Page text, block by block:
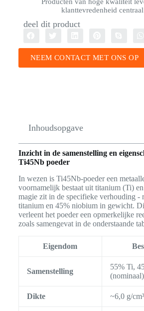
Producten van hoge kwaliteit
klanttevredenheid centraal
deel dit product
NEEM CONTACT MET ONS OP
Inhoudsopgave
Inzicht in de samenstelling en
Ti45Nb poeder
In wezen is Ti45Nb-poeder een
voornamelijk bestaat uit titanium (Ti)
magie zit in de specifieke verhouding -
titanium en 45% niobium in gewicht.
verleent het poeder een opmerkelijke
zoals samengevat in de onderstaande
Eigendom
Samenstelling
55% Ti,
(nominaal)
Dikte ~6,0 g/cm³